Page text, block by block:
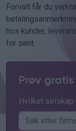
Forvalt får du
hos kunder,
for sent.
Prøv gratis
Hvilket selskap